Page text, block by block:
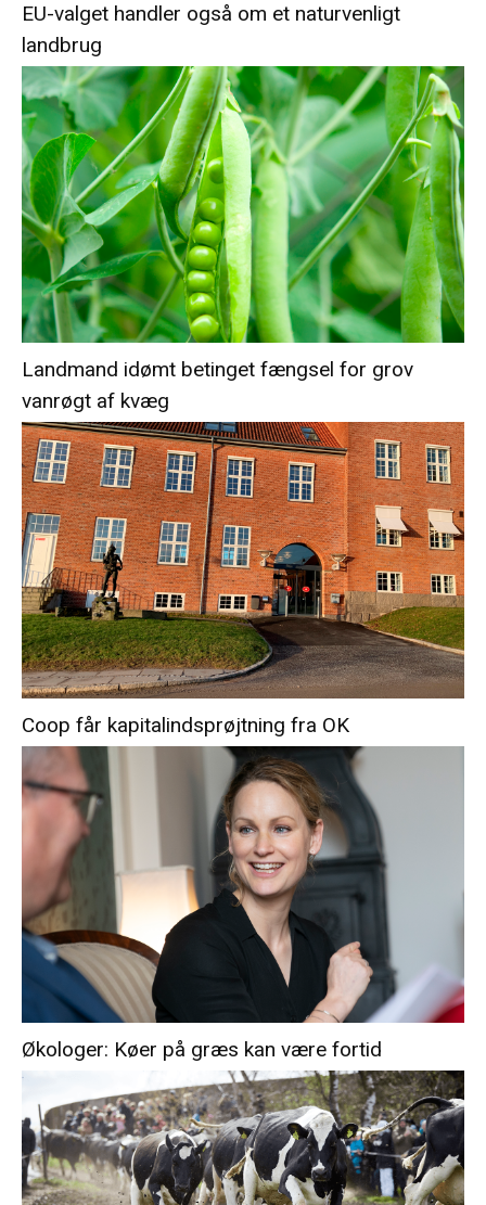
EU-valget handler også om et naturvenligt
landbrug
Landmand idømt betinget fængsel for grov
vanrøgt af kvæg
Coop får kapitalindsprøjtning fra OK
Økologer: Køer på græs kan være fortid